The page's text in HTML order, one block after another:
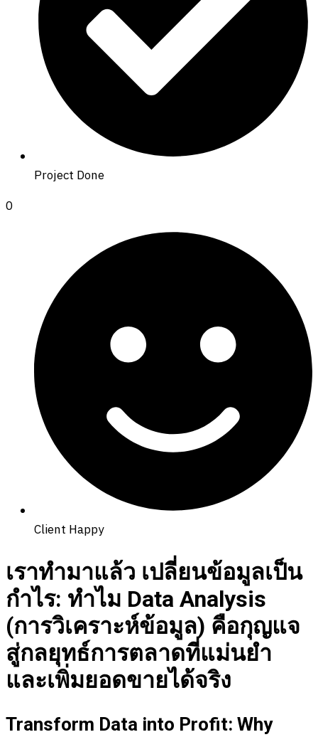
Project Done
0
Client Happy
เราทำมาแล้ว เปลี่ยนข้อมูลเป็น
กำไร: ทำไม Data Analysis
(การวิเคราะห์ข้อมูล) คือกุญแจ
สู่กลยุทธ์การตลาดที่แม่นยำ
และเพิ่มยอดขายได้จริง
Transform Data into Profit: Why